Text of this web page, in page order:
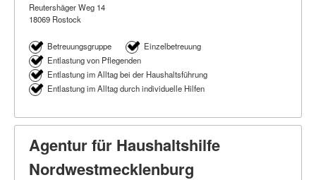
Reutershäger Weg 14
18069 Rostock
Betreuungsgruppe
Einzelbetreuung
Entlastung von Pflegenden
Entlastung im Alltag bei der Haushaltsführung
Entlastung im Alltag durch individuelle Hilfen
Agentur für Haushaltshilfe
Nordwestmecklenburg